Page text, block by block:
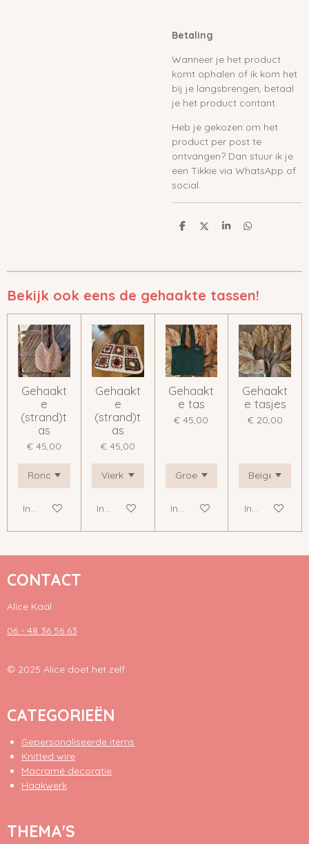
Betaling
Wanneer je het product
komt ophalen of ik kom het
bij je langsbrengen, betaal
je het product contant.
Heb je gekozen om het
product per post te
ontvangen? Dan stuur ik je
een Tikkie via WhatsApp of
social.
D
D
S
D
Bekijk ook eens de gehaakte tassen!
Gehaakt
e
(strand)t
as
€ 45,00
In winkelwagen
Gehaakt
e
(strand)t
as
€ 45,00
In winkelwagen
Gehaakt
e tas
€ 45,00
In winkelwagen
Gehaakt
e tasjes
€ 20,00
In
CONTACT
Alice Kaal
06 - 48 36 56 63
© 2025 Alice doet het zelf
CATEGORIEËN
Gepersonaliseerde items
Knitted wire
Macramé decoratie
Haakwerk
THEMA'S